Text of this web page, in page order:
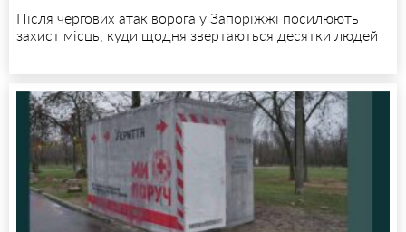
Після чергових атак ворога у Запоріжжі посилюють
захист місць, куди щодня звертаються десятки людей